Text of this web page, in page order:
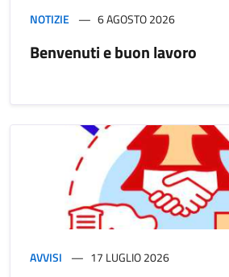
NOTIZIE 6 AGOSTO 2026
Benvenuti e buon lavoro
AVVISI 17 LUGLIO 2026